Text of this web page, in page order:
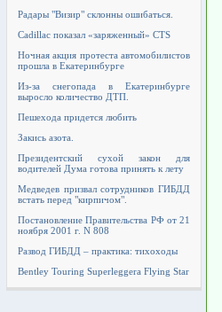
Радары "Визир" склонны ошибаться.
Cadillac показал «заряженный» CTS
Ночная акция протеста автомобилистов
прошла в Екатеринбурге
Из-за снегопада в Екатеринбурге
выросло количество ДТП.
Пешехода придется любить
Закись азота.
Президентский сухой закон для
водителей Дума готова принять к лету
Медведев призвал сотрудников ГИБДД
встать перед "кирпичом".
Постановление Правительства РФ от 21
ноября 2001 г. N 808
Развод ГИБДД – практика: тихоходы
Bentley Touring Superleggera Flying Star